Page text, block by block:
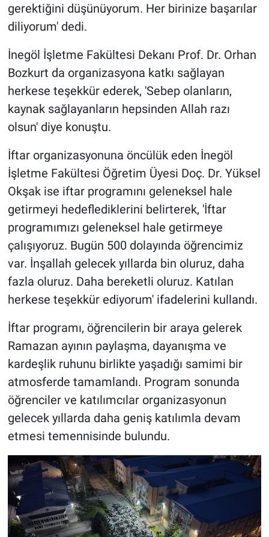
gerektiğini düşünüyorum. Her birinize başarılar
diliyorum' dedi.
İnegöl İşletme Fakültesi Dekanı Prof. Dr. Orhan
Bozkurt da organizasyona katkı sağlayan
herkese teşekkür ederek, 'Sebep olanların,
kaynak sağlayanların hepsinden Allah razı
olsun' diye konuştu.
İftar organizasyonuna öncülük eden İnegöl
İşletme Fakültesi Öğretim Üyesi Doç. Dr. Yüksel
Okşak ise iftar programını geleneksel hale
getirmeyi hedeflediklerini belirterek, 'İftar
programımızı geleneksel hale getirmeye
çalışıyoruz. Bugün 500 dolayında öğrencimiz
var. İnşallah gelecek yıllarda bin oluruz, daha
fazla oluruz. Daha bereketli oluruz. Katılan
herkese teşekkür ediyorum' ifadelerini kullandı.
İftar programı, öğrencilerin bir araya gelerek
Ramazan ayının paylaşma, dayanışma ve
kardeşlik ruhunu birlikte yaşadığı samimi bir
atmosferde tamamlandı. Program sonunda
öğrenciler ve katılımcılar organizasyonun
gelecek yıllarda daha geniş katılımla devam
etmesi temennisinde bulundu.